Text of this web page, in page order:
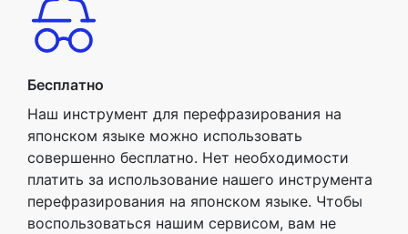
Бесплатно
Наш инструмент для перефразирования на
японском языке можно использовать
совершенно бесплатно. Нет необходимости
платить за использование нашего инструмента
перефразирования на японском языке. Чтобы
воспользоваться нашим сервисом, вам не